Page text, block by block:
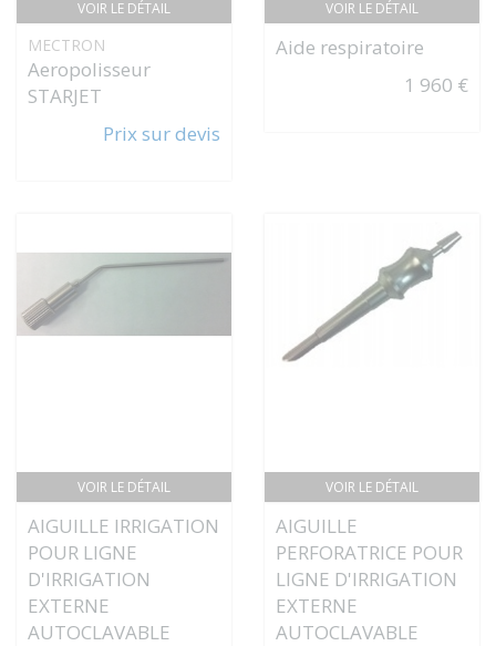
VOIR LE DÉTAIL
MECTRON
Aeropolisseur
STARJET
Prix sur devis
VOIR LE DÉTAIL
Aide respiratoire
1 960 €
VOIR LE DÉTAIL
AIGUILLE IRRIGATION
POUR LIGNE
D'IRRIGATION
EXTERNE
AUTOCLAVABLE
VOIR LE DÉTAIL
AIGUILLE
PERFORATRICE POUR
LIGNE D'IRRIGATION
EXTERNE
AUTOCLAVABLE